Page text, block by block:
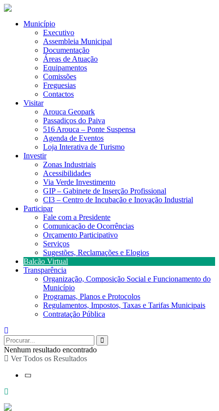
Município
Executivo
Assembleia Municipal
Documentação
Áreas de Atuação
Equipamentos
Comissões
Freguesias
Contactos
Visitar
Arouca Geopark
Passadiços do Paiva
516 Arouca – Ponte Suspensa
Agenda de Eventos
Loja Interativa de Turismo
Investir
Zonas Industriais
Acessibilidades
Via Verde Investimento
GIP – Gabinete de Inserção Profissional
CI3 – Centro de Incubação e Inovação Industrial
Participar
Fale com a Presidente
Comunicação de Ocorrências
Orçamento Participativo
Serviços
Sugestões, Reclamações e Elogios
Balcão Virtual
Transparência
Organização, Composição Social e Funcionamento do
Município
Programas, Planos e Protocolos
Regulamentos, Impostos, Taxas e Tarifas Municipais
Contratação Pública
Nenhum resultado encontrado
Ver Todos os Resultados